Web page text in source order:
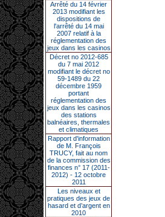
Arrêté du 14 février
2013 modifiant les
dispositions de
l'arrêté du 14 mai
2007 relatif à la
réglementation des
jeux dans les casinos
Décret no 2012-685
du 7 mai 2012
modifiant le décret no
59-1489 du 22
décembre 1959
portant
réglementation des
jeux dans les casinos
des stations
balnéaires, thermales
et climatiques
Rapport d'information
de M. François
TRUCY, fait au nom
de la commission des
finances n° 17 (2011-
2012) - 12 octobre
2011
Les niveaux et
pratiques des jeux de
hasard et d’argent en
2010